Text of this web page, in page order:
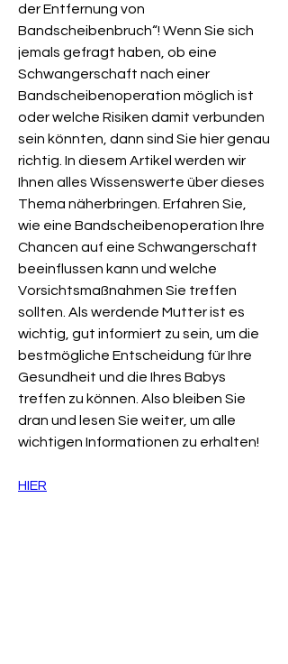
der Entfernung von
Bandscheibenbruch“! Wenn Sie sich
jemals gefragt haben, ob eine
Schwangerschaft nach einer
Bandscheibenoperation möglich ist
oder welche Risiken damit verbunden
sein könnten, dann sind Sie hier genau
richtig. In diesem Artikel werden wir
Ihnen alles Wissenswerte über dieses
Thema näherbringen. Erfahren Sie,
wie eine Bandscheibenoperation Ihre
Chancen auf eine Schwangerschaft
beeinflussen kann und welche
Vorsichtsmaßnahmen Sie treffen
sollten. Als werdende Mutter ist es
wichtig, gut informiert zu sein, um die
bestmögliche Entscheidung für Ihre
Gesundheit und die Ihres Babys
treffen zu können. Also bleiben Sie
dran und lesen Sie weiter, um alle
wichtigen Informationen zu erhalten!
HIER